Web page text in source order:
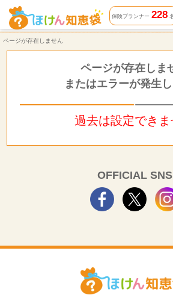
ページが存在しません | ほけん知恵袋
保険プランナー 228
ページが存在しません
ページが存在しま
またはエラーが発生
過去は設定できま
OFFICIAL SNS